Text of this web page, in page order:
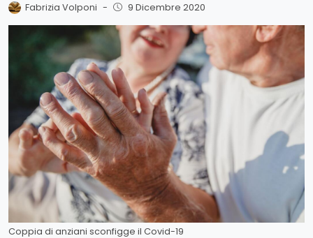
Fabrizia Volponi - 9 Dicembre 2020
Coppia di anziani sconfigge il Covid-19